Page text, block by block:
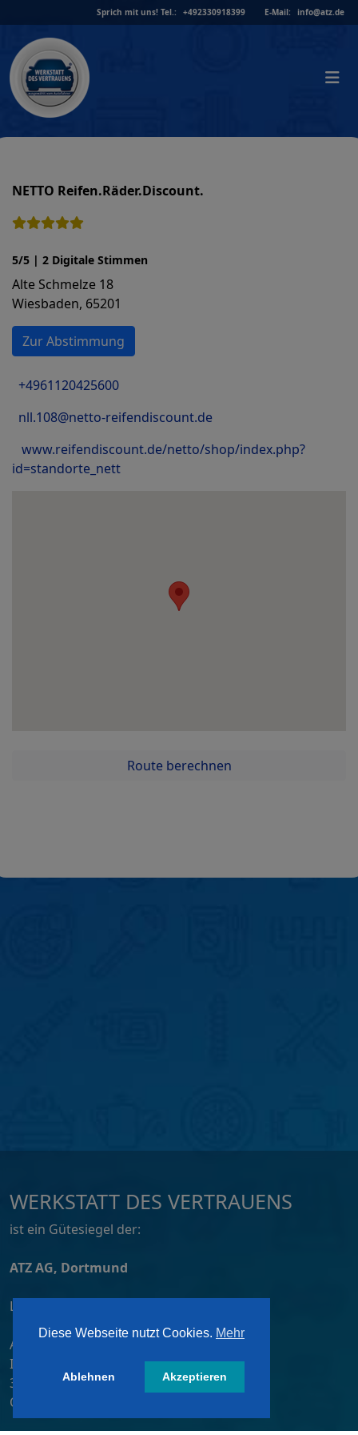
to
content
Sprich mit uns! Tel.: +492330918399 E-Mail: info@atz.de
NETTO Reifen.Räder.Discount.
5/5 | 2 Digitale Stimmen
Alte Schmelze 18
Wiesbaden, 65201
Zur Abstimmung
+4961120425600
nll.108@netto-reifendiscount.de
www.reifendiscount.de/netto/shop/index.php?
id=standorte_nett
Route berechnen
WERKSTATT DES VERTRAUENS
ist ein Gütesiegel der:
ATZ AG, Dortmund
Lizensiert von:
A&W-Verlag GmbH
Inkustraße 1-7 / Stiege 4 / 2. OG
3400 Klosterneuburg
Österreich/ Austria
Diese Webseite nutzt Cookies. Mehr
Ablehnen Akzeptieren